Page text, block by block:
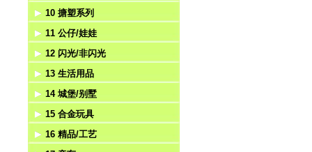
压力
挺力
游戏
弹射
匙扣吊饰
风扇
赌具
风筝/气球
风车
拼图魔方
学习机
棋类
自装
魔术玩具
迷宫
其它益智
乐器
婴儿
手拍
哨子
10 搪塑系列
搪塑系列
11 公仔/娃娃
不倒翁
毛绒玩具
公仔
太阳能公仔
12 闪光/非闪光
陀螺
悠悠球
闪光棒/魔术棒
闪光刀剑
13 生活用品
医具
工具
餐具/厨具
14 城堡/别墅
城堡
别墅
15 合金玩具
合金回力
16 精品/工艺